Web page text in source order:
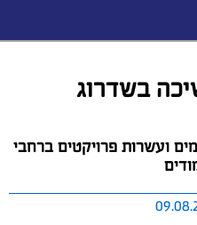
בשדרוג
ועשרות פרויקטים ברחבי